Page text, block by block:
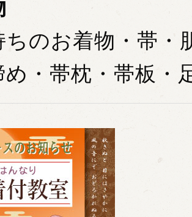
ちのお着物・帯・
め・帯枕・帯板・